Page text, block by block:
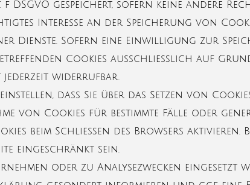
DSGVO gespeichert, sofern keine andere
Interesse an der Speicherung von
Dienste. Sofern eine Einwilligung zur
Cookies ausschließlich auf
jederzeit widerrufbar.
dass Sie über das Setzen von
von Cookies für bestimmte Fälle oder
beim Schließen des Browsers aktivieren.
eingeschränkt sein.
oder zu Analysezwecken eingesetzt